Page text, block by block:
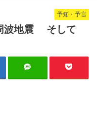
予知・予言
波地震 そして